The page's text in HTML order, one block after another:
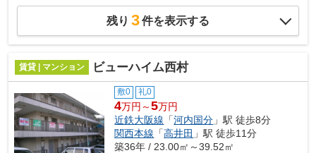
残り 3件を表示する
賃貸 | マンション ビューハイム西村
敷0 礼0
4万円～5万円
近鉄大阪線 「河内国分 」駅 徒歩8分
関西本線 「高井田 」駅 徒歩11分
築36年 / 23.00㎡～39.52㎡